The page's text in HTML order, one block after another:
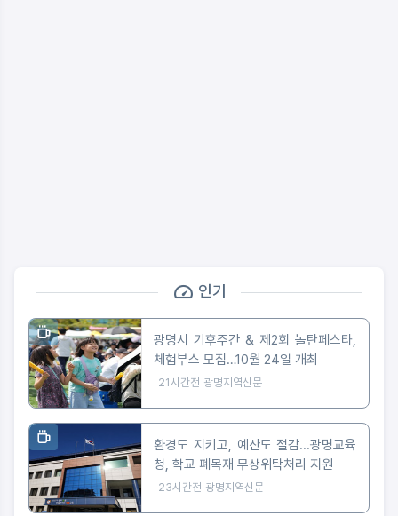
인기
광명시 기후주간 & 제2회 놀탄페스타,
체험부스 모집…10월 24일 개최
21시간전 광명지역신문
환경도 지키고, 예산도 절감...광명교육
청, 학교 폐목재 무상위탁처리 지원
23시간전 광명지역신문